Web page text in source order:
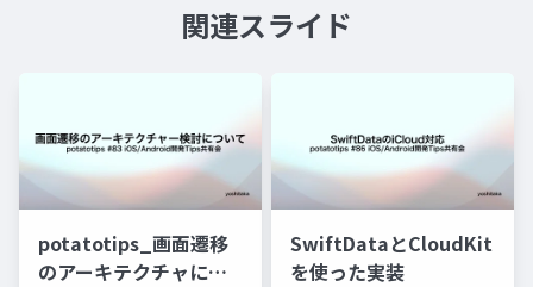
関連スライド
potatotips_画面遷移
のアーキテクチャにつ
SwiftDataとCloudKit
を使った実装